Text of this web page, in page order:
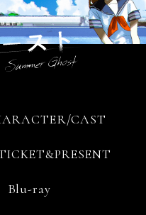
CAST
Blu-ray